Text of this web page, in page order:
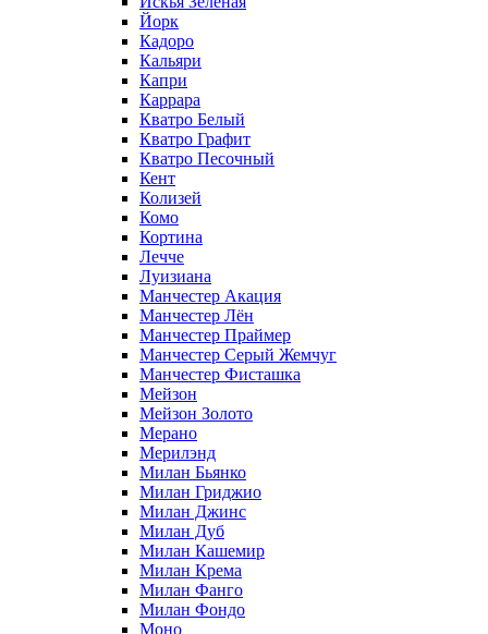
Йорк
Кадоро
Кальяри
Капри
Каррара
Кватро Белый
Кватро Графит
Кватро Песочный
Кент
Колизей
Комо
Кортина
Лечче
Луизиана
Манчестер Акация
Манчестер Лён
Манчестер Праймер
Манчестер Серый Жемчуг
Манчестер Фисташка
Мейзон
Мейзон Золото
Мерано
Мерилэнд
Милан Бьянко
Милан Гриджио
Милан Джинс
Милан Дуб
Милан Кашемир
Милан Крема
Милан Фанго
Милан Фондо
Моно